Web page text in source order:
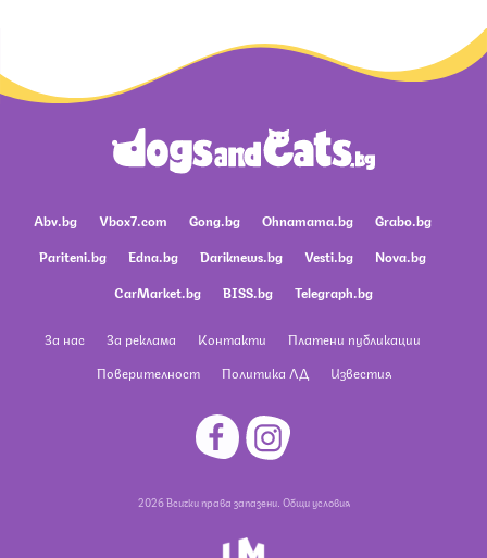
Abv.bg Vbox7.com Gong.bg Ohnamama.bg
Grabo.bg
Pariteni.bg
Edna.bg Dariknews.bg Vesti.bg
Nova.bg
CarMarket.bg
BISS.bg Telegraph.bg
За нас За реклама Контакти
Платени публикации
Поверителност
Политика ЛД Известия
2026 Всички права запазени. Общи условия